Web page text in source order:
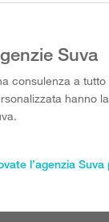
Suva
consulenza a tutto
hanno
l’agenzia